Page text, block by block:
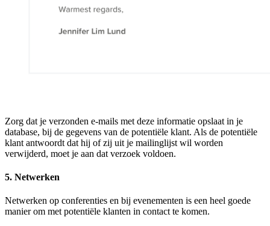
Zorg dat je verzonden e-mails met deze informatie opslaat in je
database, bij de gegevens van de potentiële klant. Als de potentiële
klant antwoordt dat hij of zij uit je mailinglijst wil worden
verwijderd, moet je aan dat verzoek voldoen.
5. Netwerken
Netwerken op conferenties en bij evenementen is een heel goede
manier om met potentiële klanten in contact te komen.